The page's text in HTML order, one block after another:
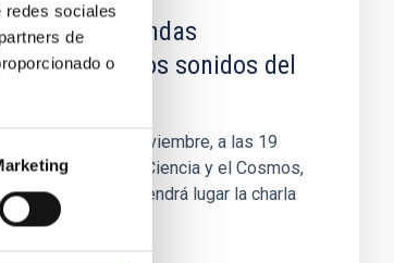
redes sociales
de
o
pública: «Ondas
Los sonidos del
viernes, 22 de noviembre, a las 19
en el Museo de la Ciencia y el Cosmos,
de Tenerife, tendrá lugar la charla
“Ondas...